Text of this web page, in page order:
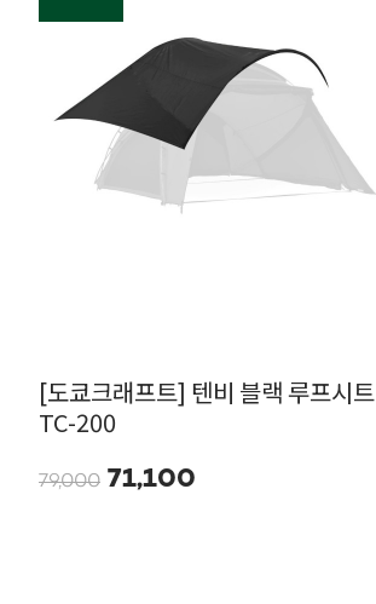
[도쿄크래프트] 텐비 블랙 루프시트
TC-200
79,000 71,100